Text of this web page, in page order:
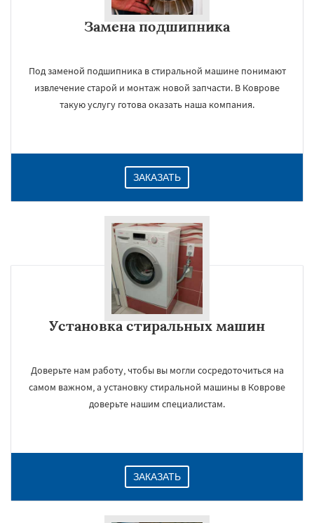
Замена подшипника
Под заменой подшипника в стиральной машине понимают
извлечение старой и монтаж новой запчасти. В Коврове
такую услугу готова оказать наша компания.
ЗАКАЗАТЬ
Установка стиральных машин
Доверьте нам работу, чтобы вы могли сосредоточиться на
самом важном, а установку стиральной машины в Коврове
доверьте нашим специалистам.
ЗАКАЗАТЬ